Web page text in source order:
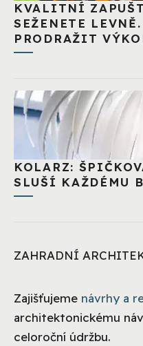
KVALITNÍ
SEŽENETE
PRODRAŽIT
KOLARZ:
SLUŠÍ KAŽDÉMU
ZAHRADNÍ
Zajišťujeme návrhy a
architektonickému
celoroční údržbu.